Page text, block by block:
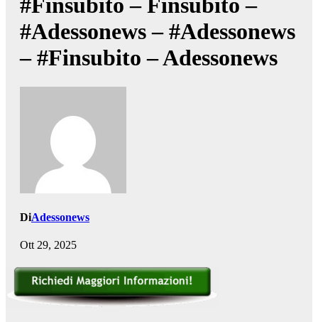
#Finsubito – Finsubito –
#Adessonews – #Adessonews
– #Finsubito – Adessonews
DiAdessonews
Ott 29, 2025